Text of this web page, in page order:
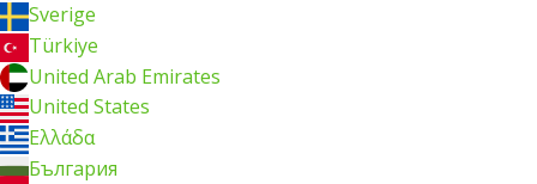
Sverige
Türkiye
United Arab Emirates
United States
Ελλάδα
България